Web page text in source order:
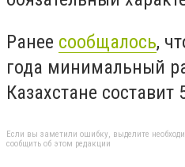
Ранее сообщалось,
года минимальный
Казахстане составит
Если вы заметили ошибку, выделите
сообщить об этом редакции